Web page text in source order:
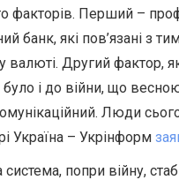
факторів. Перший –
банк, які пов’язані
валюті. Другий фактор,
і до війни, що
Люди
Україна – Укрінформ
система, попри війну,